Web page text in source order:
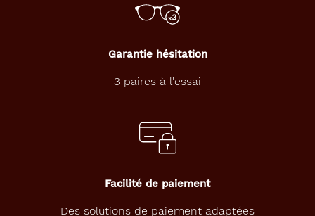
Garantie hésitation
3 paires à l'essai
Facilité de paiement
Des solutions de paiement adaptées